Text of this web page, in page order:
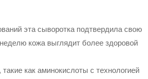
эта сыворотка подтвердила свою
кожа выглядит более здоровой
как аминокислоты с технологией